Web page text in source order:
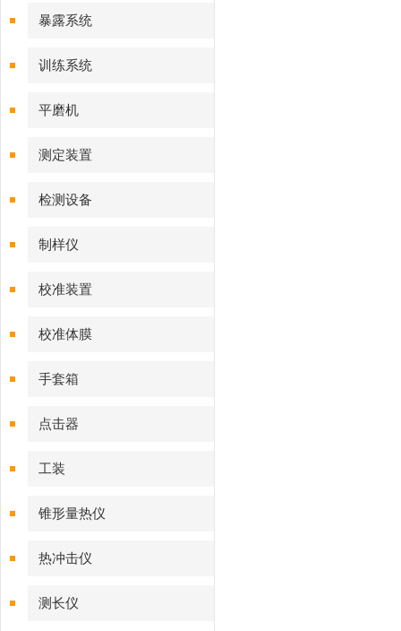
暴露系统
训练系统
平磨机
测定装置
检测设备
制样仪
校准装置
校准体膜
手套箱
点击器
工装
锥形量热仪
热冲击仪
测长仪